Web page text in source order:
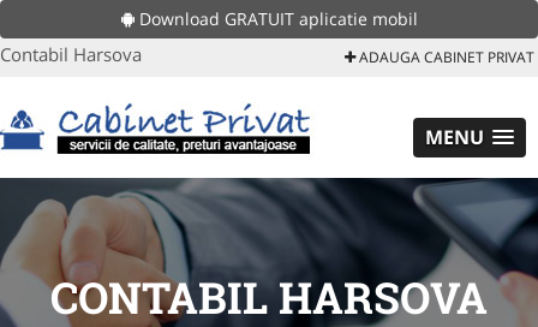
Download GRATUIT aplicatie mobil
Contabil Harsova ADAUGA CABINET PRIVAT
MENU
CONTABIL HARSOVA